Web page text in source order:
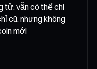
tử; vẫn có thể chi
cũ, nhưng không
mới